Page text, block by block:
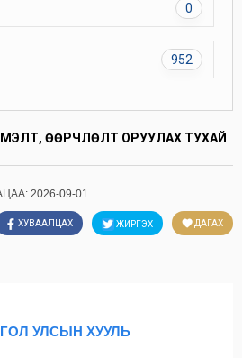
0
952
ӨӨРЧЛӨЛТ ОРУУЛАХ ТУХАЙ
2026-09-01
ХУВААЛЦАХ ЖИРГЭХ ДАГАХ
УЛСЫН ХУУЛЬ